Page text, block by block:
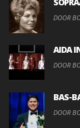
DOOR
AIDA
DOOR
BAS-
DOOR